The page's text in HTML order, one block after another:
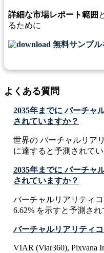
詳細な市場レポート範囲
るために
無料サンプ
よくある質問
2035年までに バーチャ
されていますか？
世界の バーチャルリア
に達すると予測されてい
2035年までに バーチャ
されていますか？
バーチャルリアリティ
6.62% を示すと予測され
バーチャルリアリティ
VIAR (Viar360), Pixvana